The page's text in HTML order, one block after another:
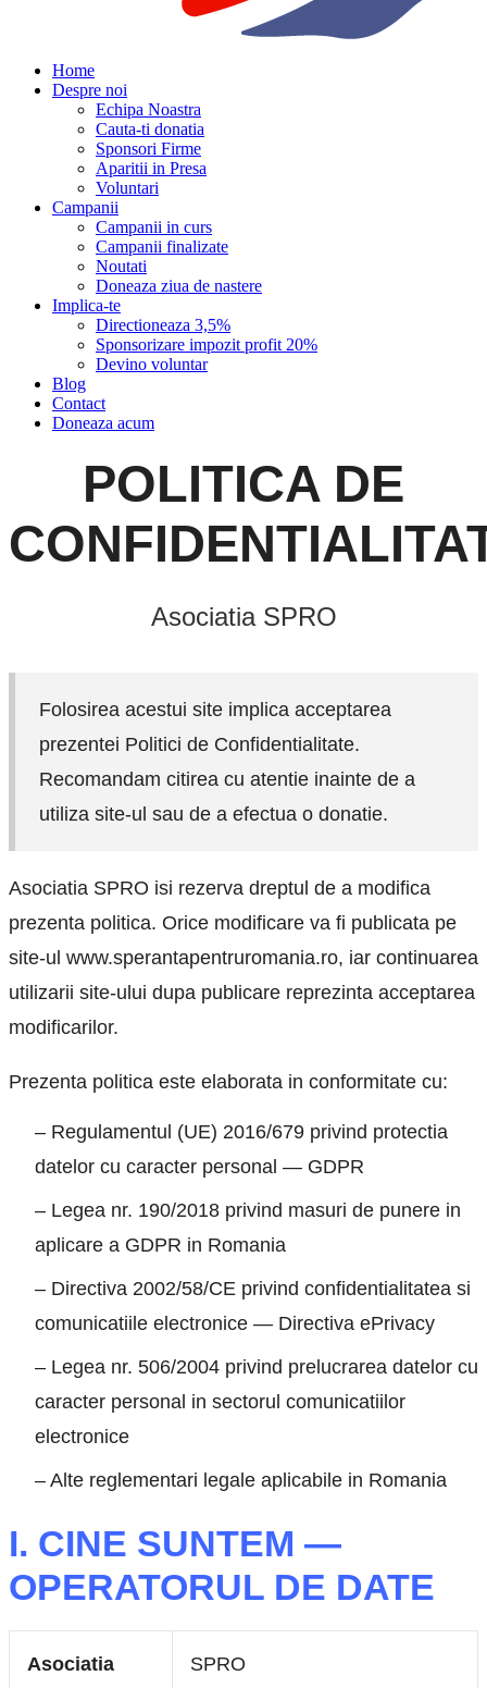
Home
Despre noi
Echipa Noastra
Cauta-ti donatia
Sponsori Firme
Aparitii in Presa
Voluntari
Campanii
Campanii in curs
Campanii finalizate
Noutati
Doneaza ziua de nastere
Implica-te
Directioneaza 3,5%
Sponsorizare impozit profit 20%
Devino voluntar
Blog
Contact
Doneaza acum
POLITICA DE
Asociatia SPRO
Folosirea acestui site implica acceptarea
prezentei Politici de Confidentialitate.
Recomandam citirea cu atentie inainte de a
utiliza site-ul sau de a efectua o donatie.
Asociatia SPRO isi rezerva dreptul de a modifica
prezenta politica. Orice modificare va fi publicata pe
site-ul www.sperantapentruromania.ro, iar continuarea
utilizarii site-ului dupa publicare reprezinta acceptarea
modificarilor.
Prezenta politica este elaborata in conformitate cu:
– Regulamentul (UE) 2016/679 privind protectia
datelor cu caracter personal — GDPR
– Legea nr. 190/2018 privind masuri de punere in
aplicare a GDPR in Romania
– Directiva 2002/58/CE privind confidentialitatea si
comunicatiile electronice — Directiva ePrivacy
– Legea nr. 506/2004 privind prelucrarea datelor cu
caracter personal in sectorul comunicatiilor
electronice
– Alte reglementari legale aplicabile in Romania
I. CINE SUNTEM —
OPERATORUL DE DATE
Asociatia SPRO